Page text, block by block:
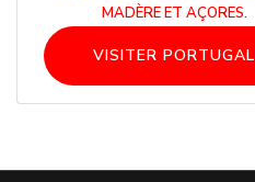
MADÈRE ET AÇORES.
VISITER PORTUGAL